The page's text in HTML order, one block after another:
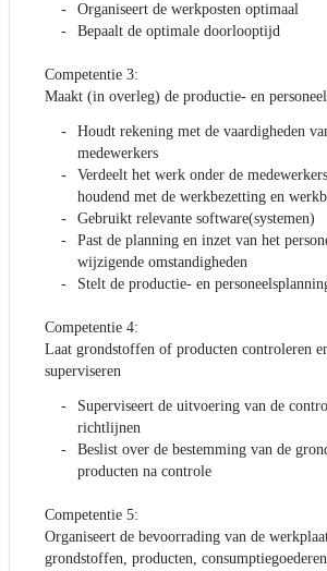
Organiseert de werkposten optimaal
Bepaalt de optimale doorlooptijd
Competentie 3:
Maakt (in overleg) de productie- en
Houdt rekening met de vaardigheden
medewerkers
Verdeelt het werk onder de
houdend met de werkbezetting en
Gebruikt relevante software(systemen)
Past de planning en inzet van het
wijzigende omstandigheden
Stelt de productie- en
Competentie 4:
Laat grondstoffen of producten controleren
superviseren
Superviseert de uitvoering van de
richtlijnen
Beslist over de bestemming van de
producten na controle
Competentie 5:
Organiseert de bevoorrading van de
grondstoffen, producten,